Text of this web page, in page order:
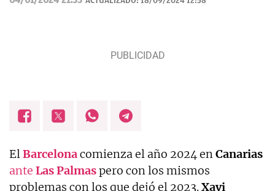
ElBarcelonacomienza el año 2024 enCanarias
ante LasPalmaspero con los mismos
problemas con los que dejó el 2023.Xavi